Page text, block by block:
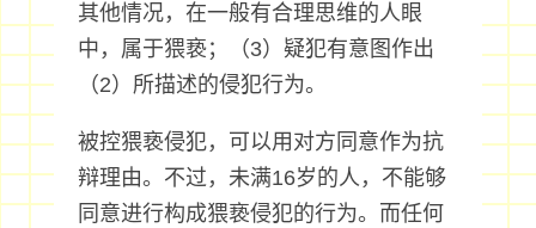
其他情况，在一般有合理思维的人眼
中，属于猥亵；（3）疑犯有意图作出
（2）所描述的侵犯行为。
被控猥亵侵犯，可以用对方同意作为抗
辩理由。不过，未满16岁的人，不能够
同意进行构成猥亵侵犯的行为。而任何